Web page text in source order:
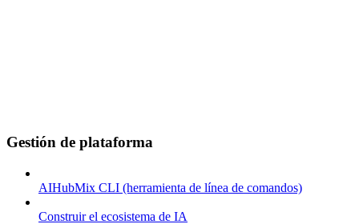
Gestión de plataforma
AIHubMix CLI (herramienta de línea de comandos)
Construir el ecosistema de IA